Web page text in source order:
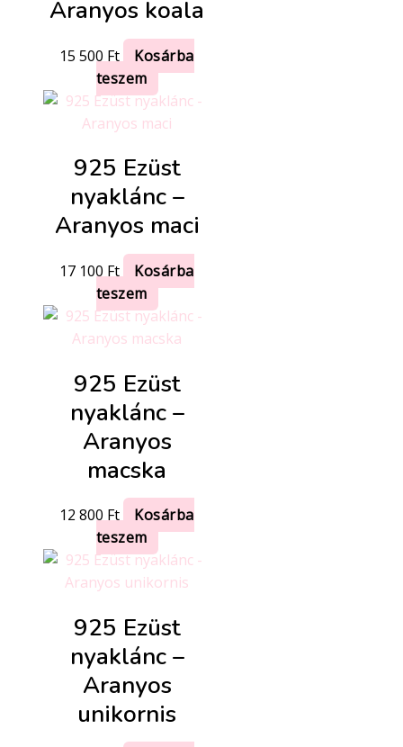
Aranyos koala
15 500 Ft
Kosárba
teszem
925 Ezüst
nyaklánc –
Aranyos maci
17 100 Ft
Kosárba
teszem
925 Ezüst
nyaklánc –
Aranyos
macska
12 800 Ft
Kosárba
teszem
925 Ezüst
nyaklánc –
Aranyos
unikornis